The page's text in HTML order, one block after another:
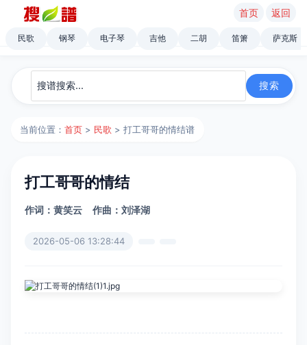
首页 返回
民歌 钢琴 电子琴 吉他 二胡 笛箫 萨克斯
当前位置：首页 > 民歌 > 打工哥哥的情结谱
打工哥哥的情结
作词：黄笑云 作曲：刘泽湖
2026-05-06 13:28:44